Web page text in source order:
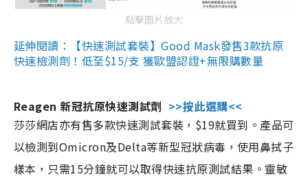
點擊圖片放大
延伸閱讀：【快速測試套裝】Good Mask發售3款抗原
快速檢測劑！低至$15/支 獲歐盟認證+無限購數量
Reagen 新冠抗原快速測試劑 >>按此選購<<
莎莎網店亦有售多款快速測試套裝，$19就買到。產品可
以檢測到Omicron及Delta等新型冠狀病毒，使用鼻拭子
樣本，只需15分鐘就可以取得快速抗原測試結果。靈敏